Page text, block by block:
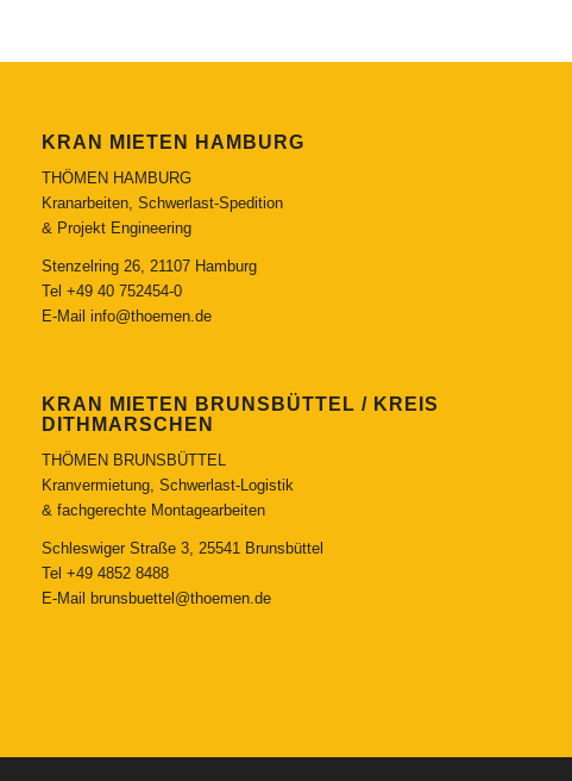
KRAN MIETEN HAMBURG
THÖMEN HAMBURG
Kranarbeiten, Schwerlast-Spedition
& Projekt Engineering
Stenzelring 26, 21107 Hamburg
Tel +49 40 752454-0
E-Mail info@thoemen.de
KRAN MIETEN BRUNSBÜTTEL / KREIS
DITHMARSCHEN
THÖMEN BRUNSBÜTTEL
Kranvermietung, Schwerlast-Logistik
& fachgerechte Montagearbeiten
Schleswiger Straße 3, 25541 Brunsbüttel
Tel +49 4852 8488
E-Mail brunsbuettel@thoemen.de